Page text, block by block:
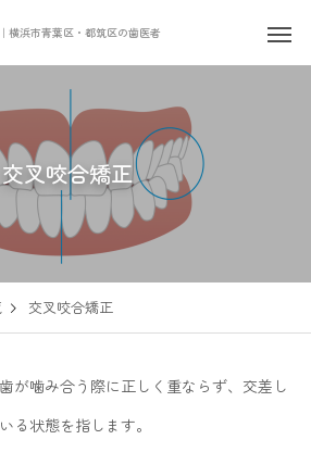
横浜市青葉区・都筑区の歯医者
交叉咬合矯正
交叉咬合矯正
が噛み合う際に正しく重ならず、交差し
る状態を指します。